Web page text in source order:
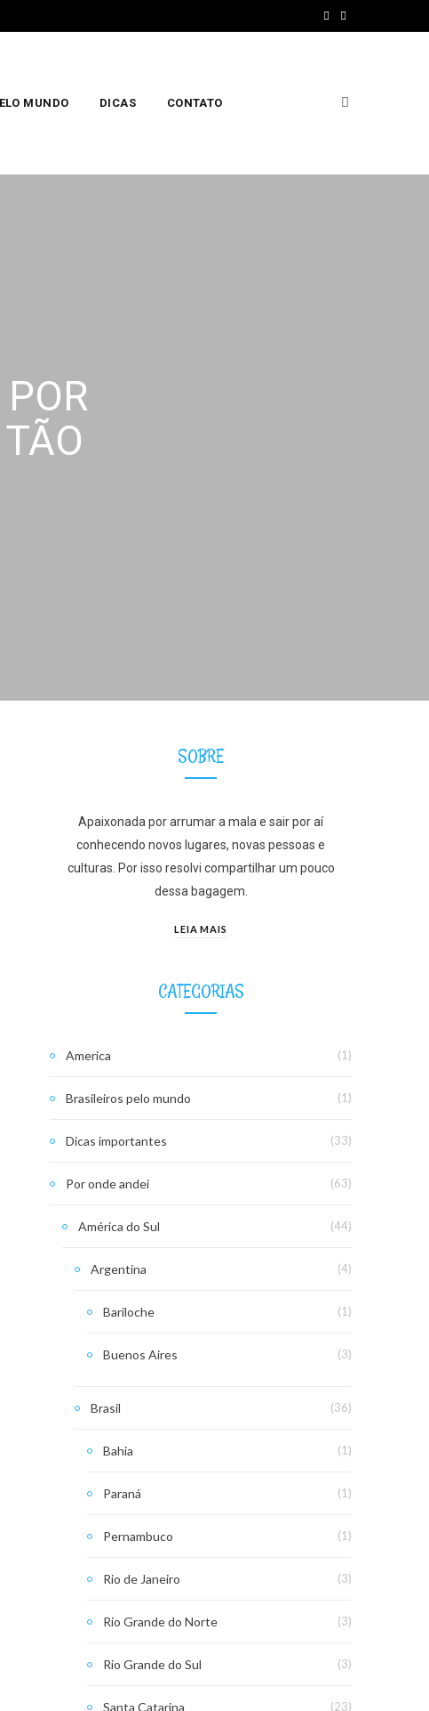
o g
MUNDO DICAS CONTATO
SOBRE
Apaixonada por arrumar a mala e sair por aí
conhecendo novos lugares, novas pessoas e
culturas. Por isso resolvi compartilhar um pouco
dessa bagagem.
LEIA MAIS
CATEGORIAS
America (1)
Brasileiros pelo mundo (1)
Dicas importantes (33)
Por onde andei (63)
América do Sul (44)
Argentina (4)
Bariloche (1)
Buenos Aires (3)
Brasil (36)
Bahia (1)
Paraná (1)
Pernambuco (1)
Rio de Janeiro (3)
Rio Grande do Norte (3)
Rio Grande do Sul (3)
Santa Catarina (23)